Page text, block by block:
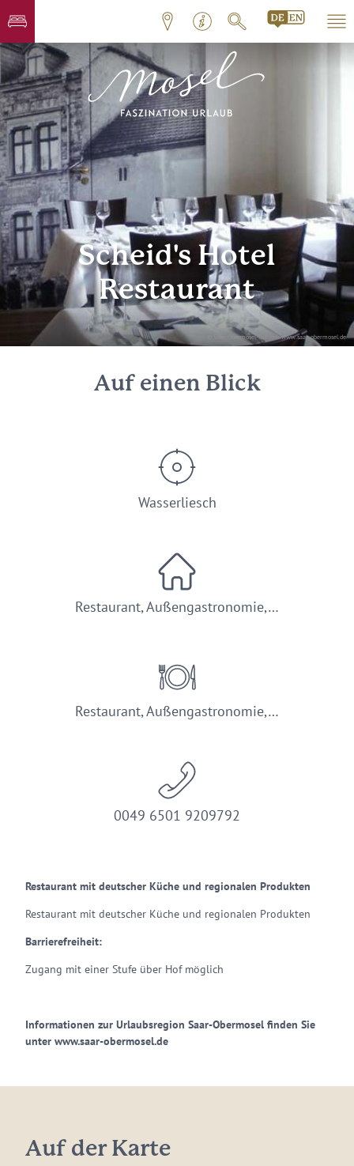
© Saar-Obermosel-Touristik www.saar-obermosel.de
Scheid's Hotel
Restaurant
Auf einen Blick
Wasserliesch
Restaurant, Außengastronomie,…
Restaurant, Außengastronomie,…
0049 6501 9209792
Restaurant mit deutscher Küche und regionalen Produkten
Restaurant mit deutscher Küche und regionalen Produkten
Barrierefreiheit:
Zugang mit einer Stufe über Hof möglich
Informationen zur Urlaubsregion Saar-Obermosel finden Sie
unter www.saar-obermosel.de
Auf der Karte